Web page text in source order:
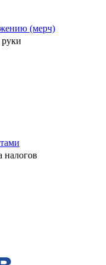
(мерч)
руки
налогов